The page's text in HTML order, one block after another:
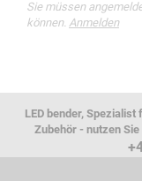
Sie müssen
können. Anmelden
LED bender, Spezialist
Zubehör - nutzen